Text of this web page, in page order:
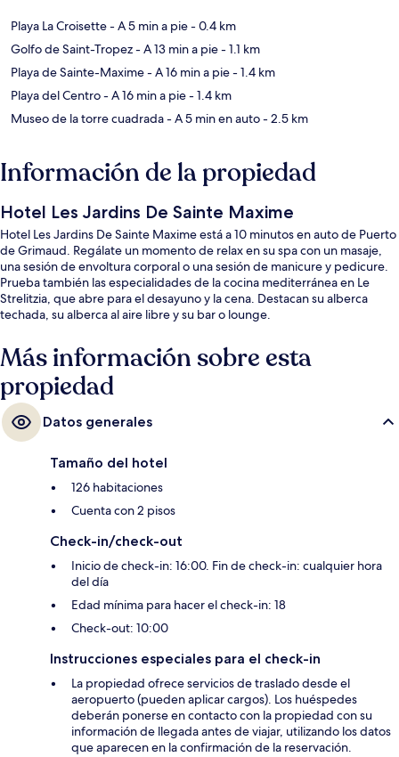
Playa La Croisette- A 5 min a pie- 0.4 km
Golfo de Saint-Tropez- A 13 min a pie- 1.1 km
Playa de Sainte-Maxime- A 16 min a pie- 1.4 km
Playa del Centro- A 16 min a pie- 1.4 km
Museo de la torre cuadrada- A 5 min en auto- 2.5 km
Información de la propiedad
Hotel Les Jardins De Sainte Maxime
Hotel Les Jardins De Sainte Maxime está a 10 minutos en auto de Puerto
de Grimaud. Regálate un momento de relax en su spa con un masaje,
una sesión de envoltura corporal o una sesión de manicure y pedicure.
Prueba también las especialidades de la cocina mediterránea en Le
Strelitzia, que abre para el desayuno y la cena. Destacan su alberca
techada, su alberca al aire libre y su bar o lounge.
Más información sobre esta
propiedad
Datos generales
Tamaño del hotel
126 habitaciones
Cuenta con 2 pisos
Check-in/check-out
Inicio de check-in: 16:00. Fin de check-in: cualquier hora
del día
Edad mínima para hacer el check-in: 18
Check-out: 10:00
Instrucciones especiales para el check-in
La propiedad ofrece servicios de traslado desde el
aeropuerto (pueden aplicar cargos). Los huéspedes
deberán ponerse en contacto con la propiedad con su
información de llegada antes de viajar, utilizando los datos
que aparecen en la confirmación de la reservación.